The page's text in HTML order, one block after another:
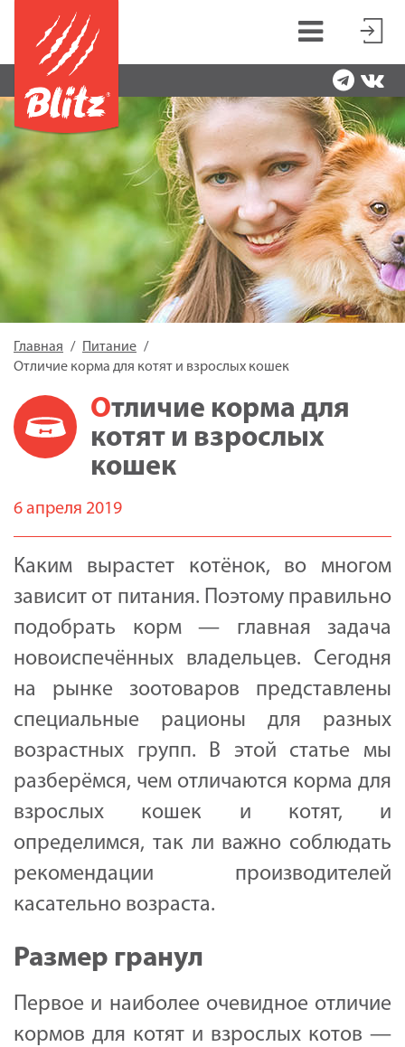
Главная
Питание
Отличие корма для котят и взрослых кошек
Отличие корма для
котят и взрослых
кошек
6 апреля 2019
Каким вырастет котёнок, во многом
зависит от питания. Поэтому правильно
подобрать корм — главная задача
новоиспечённых владельцев. Сегодня
на рынке зоотоваров представлены
специальные рационы для разных
возрастных групп. В этой статье мы
разберёмся, чем отличаются корма для
взрослых кошек и котят, и
определимся, так ли важно соблюдать
рекомендации производителей
касательно возраста.
Размер гранул
Первое и наиболее очевидное отличие
кормов для котят и взрослых котов —